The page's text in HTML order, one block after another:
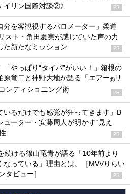
イリン国際対談②》
PR
分を客観視するバロメーター」柔道
スト・角田夏実が感じていた声の力
た新たなミッション
PR
「やっぱり“タイパ”がいい！」箱根の
原竜二と神野大地が語る「エアー®サ
ンディショニング術 PR
いるだけでも感覚が狂ってきます」B
ューター・安藤周人が明かす“見え
PR
続ける篠山竜青が語る「10年前より
なっている」理由とは。［MVVりらい
タビュー］
PR